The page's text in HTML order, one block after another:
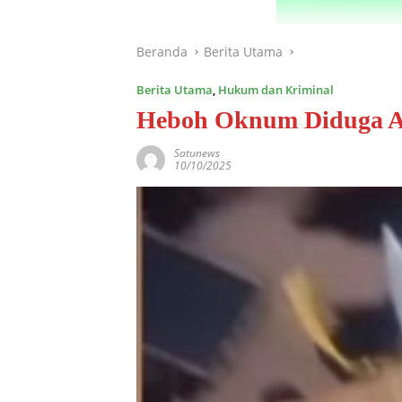
Beranda Berita Utama
Berita Utama, Hukum dan Kriminal
Heboh Oknum Diduga
Satunews
10/10/2025